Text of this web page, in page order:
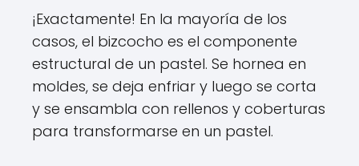
¡Exactamente! En la mayoría de los
casos, el bizcocho es el componente
estructural de un pastel. Se hornea en
moldes, se deja enfriar y luego se corta
y se ensambla con rellenos y coberturas
para transformarse en un pastel.